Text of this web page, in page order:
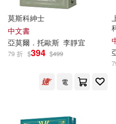
亞莫爾．托歐斯(16)
亞莫爾．托歐斯（
莫斯科紳士
中文書
亞莫爾 ． 托歐斯 李靜宜
79 折 $394 $499
電